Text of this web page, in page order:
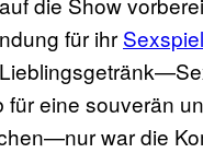
für ihr
eine souverän
war die